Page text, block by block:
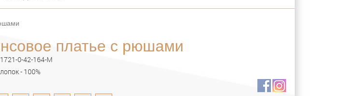
платье с рюшами
1721-0-42-164-M
- 100%